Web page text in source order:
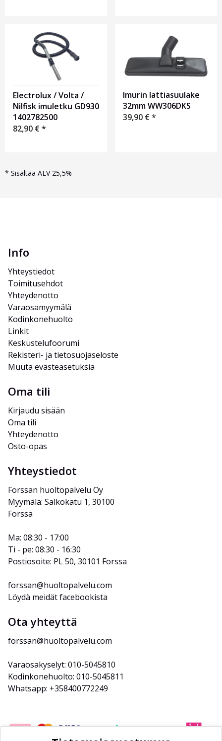
Electrolux / Volta /
Nilfisk imuletku GD930
1402782500
82,90 €*
Imurin lattiasuulake
32mm WW306DKS
39,90 €*
* Sisältää ALV 25,5%
Info
Yhteystiedot
Toimitusehdot
Yhteydenotto
Varaosamyymälä
Kodinkonehuolto
Linkit
Keskustelufoorumi
Rekisteri- ja tietosuojaseloste
Muuta evästeasetuksia
Oma tili
Kirjaudu sisään
Oma tili
Yhteydenotto
Osto-opas
Yhteystiedot
Forssan huoltopalvelu Oy
Myymälä: Salkokatu 1, 30100
Forssa
Ma: 08:30 - 17:00
Ti - pe: 08:30 - 16:30
Postiosoite: PL 50, 30101 Forssa
forssan@huoltopalvelu.com
Löydä meidät facebookista
Ota yhteyttä
forssan@huoltopalvelu.com
Varaosakyselyt: 010-5045810
Kodinkonehuolto: 010-5045811
Whatsapp: +358400772249